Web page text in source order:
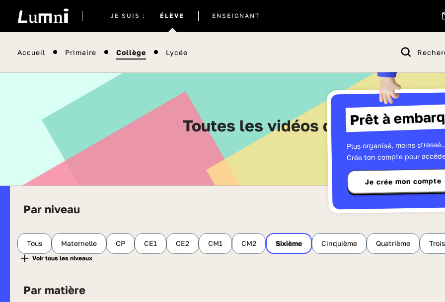
JE SUIS : ÉLÈVE
actuel
ENSEIGNANT
Accueil Primaire Collège Lycée
Prêt à
Plus organisé, moins
Crée ton compte pour
Je crée mon compte
Toutes les vidéos de Sixième -
Par niveau
Tous Maternelle CP CE1 CE2 CM1 CM2 Sixième Cinquième Quatrième
Par matière